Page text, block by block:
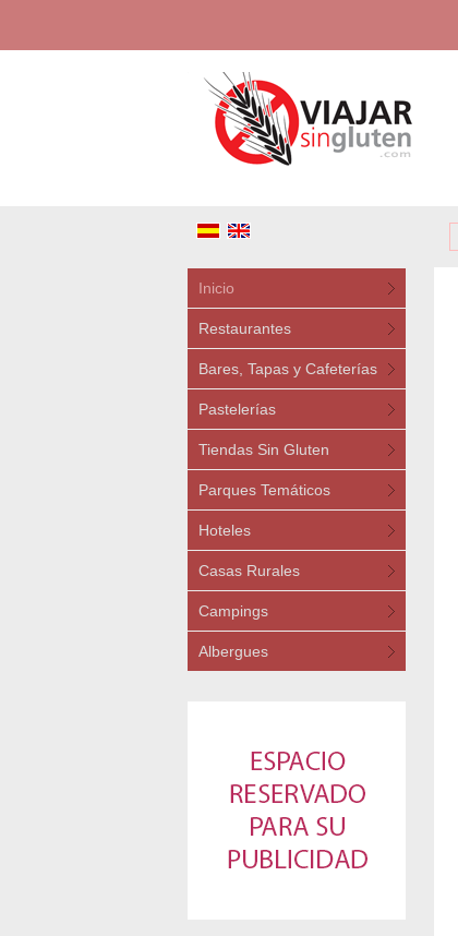
Inicio
Restaurantes
Bares, Tapas y Cafeterías
Pastelerías
Tiendas Sin Gluten
Parques Temáticos
Hoteles
Casas Rurales
Campings
Albergues